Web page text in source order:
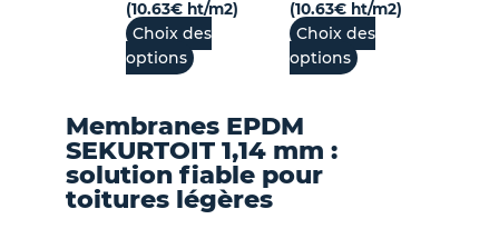
(10.63€ ht/m2)
Choix des
options
(10.63€ ht/m2)
Choix des
options
Membranes EPDM
SEKURTOIT 1,14 mm :
solution fiable pour
toitures légères